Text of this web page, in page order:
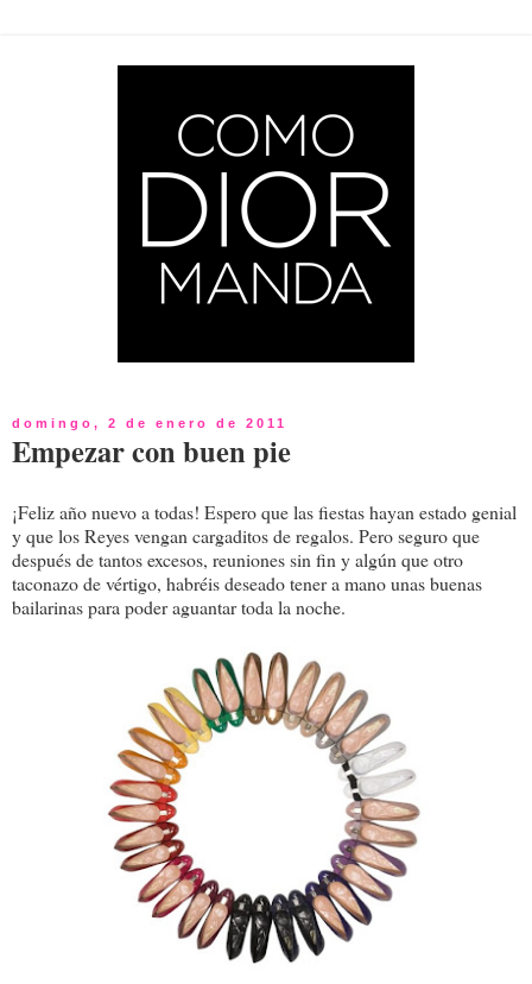
domingo, 2 de enero de 2011
Empezar con buen pie
¡Feliz año nuevo a todas! Espero que las fiestas hayan estado genial
y que los Reyes vengan cargaditos de regalos. Pero seguro que
después de tantos excesos, reuniones sin fin y algún que otro
taconazo de vértigo, habréis deseado tener a mano unas buenas
bailarinas para poder aguantar toda la noche.